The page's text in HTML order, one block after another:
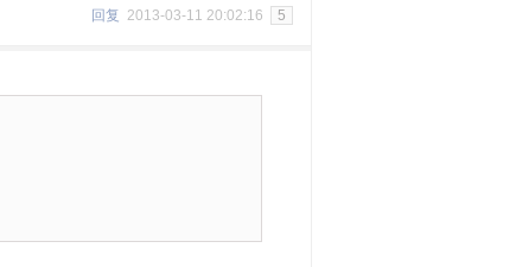
回复 2013-03-11 20:02:16 5